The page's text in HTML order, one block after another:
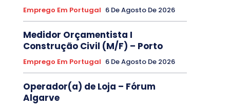
Emprego Em Portugal 6 De Agosto De 2026
Medidor Orçamentista I
Construção Civil (M/F) – Porto
Emprego Em Portugal 6 De Agosto De 2026
Operador(a) de Loja – Fórum
Algarve